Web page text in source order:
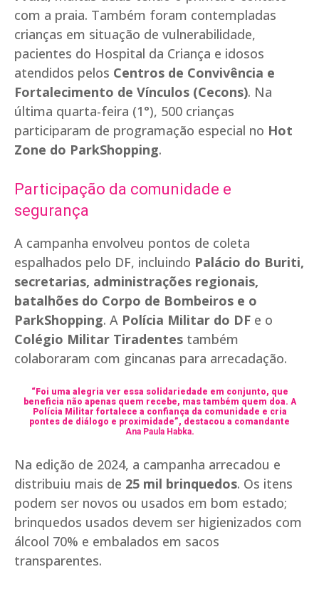
com a praia. Também foram contempladas
crianças em situação de vulnerabilidade,
pacientes do Hospital da Criança e idosos
atendidos pelos Centros de Convivência e
Fortalecimento de Vínculos (Cecons). Na
última quarta-feira (1°), 500 crianças
participaram de programação especial no Hot
Zone do ParkShopping.
Participação da comunidade e
segurança
A campanha envolveu pontos de coleta
espalhados pelo DF, incluindo Palácio do Buriti,
secretarias, administrações regionais,
batalhões do Corpo de Bombeiros e o
ParkShopping. A Polícia Militar do DF e o
Colégio Militar Tiradentes também
colaboraram com gincanas para arrecadação.
“Foi uma alegria ver essa solidariedade em conjunto, que
beneficia não apenas quem recebe, mas também quem doa. A
Polícia Militar fortalece a confiança da comunidade e cria
pontes de diálogo e proximidade”, destacou a comandante
Ana Paula Habka.
Na edição de 2024, a campanha arrecadou e
distribuiu mais de 25 mil brinquedos. Os itens
podem ser novos ou usados em bom estado;
brinquedos usados devem ser higienizados com
álcool 70% e embalados em sacos
transparentes.